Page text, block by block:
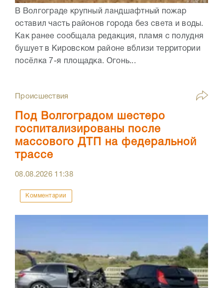
В Волгограде крупный ландшафтный пожар
оставил часть районов города без света и воды.
Как ранее сообщала редакция, пламя с полудня
бушует в Кировском районе вблизи территории
посёлка 7-я площадка. Огонь...
Происшествия
Под Волгоградом шестеро
госпитализированы после
массового ДТП на федеральной
трассе
08.08.2026 11:38
Комментарии